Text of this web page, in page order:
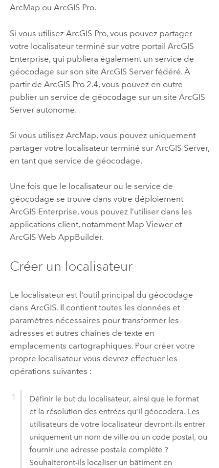
ArcMap ou ArcGIS Pro.
Si vous utilisez ArcGIS Pro, vous pouvez partager
votre localisateur terminé sur votre portail ArcGIS
Enterprise, qui publiera également un service de
géocodage sur son site ArcGIS Serverfédéré. À
partir de ArcGIS Pro2.4, vous pouvez en outre
publier un service de géocodage sur un site ArcGIS
Serverautonome.
Si vous utilisez ArcMap, vous pouvez uniquement
partager votre localisateur terminé sur ArcGIS Server,
en tant que service de géocodage.
Une fois que le localisateur ou le service de
géocodage se trouve dans votre déploiement
ArcGIS Enterprise, vous pouvez l’utiliser dans les
applications client, notamment Map Vieweret
ArcGIS Web AppBuilder.
Créer un localisateur
Le localisateur est l'outil principal du géocodage
dans ArcGIS. Il contient toutes les données et
paramètres nécessaires pour transformer les
adresses et autres chaînes de texte en
emplacements cartographiques. Pour créer votre
propre localisateur vous devrez effectuer les
opérations suivantes :
Définir le but du localisateur, ainsi que le format
et la résolution des entrées qu’il géocodera. Les
utilisateurs de votre localisateur devront-ils entrer
uniquement un nom de ville ou un code postal, ou
fournir une adresse postale complète ?
Souhaiteront-ils localiser un bâtiment en